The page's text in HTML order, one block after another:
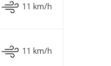
11 km/h
11 km/h